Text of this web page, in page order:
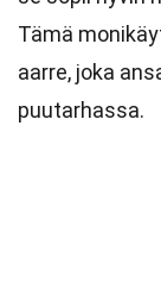
Tämä
aarre, joka
puutarhassa.